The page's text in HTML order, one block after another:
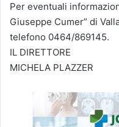
Per eventuali
Giuseppe Cumer” di
telefono 0464/869145.
IL DIRETTORE
MICHELA PLAZZER